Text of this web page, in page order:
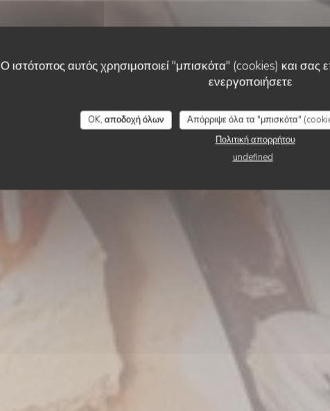
Ο ιστότοπος αυτός χρησιμοποιεί "μπισκότα" (cookies) και σας
ενεργοποιήσετε
OK, αποδοχή όλων Απόρριψε όλα τα "μπισκότα"
Πολιτική απορρήτου
undefined
ΜΕΣΟΓΕΙΑΚΌ ΕΣΤΙΑΤΌΡΙΟ• MARCQ-
Casa